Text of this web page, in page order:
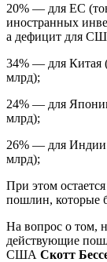
20% — для ЕС
иностранных
а дефицит для
34% — для Китая
млрд);
24% — для
млрд);
26% — для
млрд);
При этом
пошлин, которые
На вопрос о том,
действующие
США Скотт